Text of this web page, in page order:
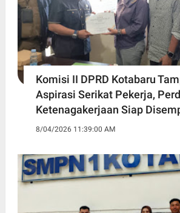
Komisi II DPRD Kotabaru
Aspirasi Serikat Pekerja,
Ketenagakerjaan Siap
8/04/2026 11:39:00 AM